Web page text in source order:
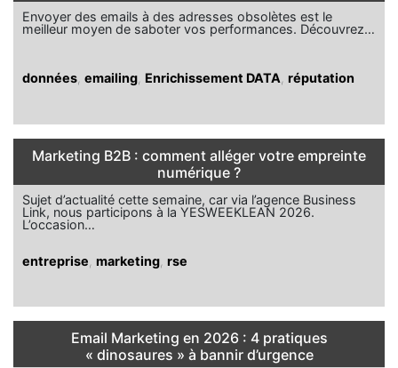
Envoyer des emails à des adresses obsolètes est le
meilleur moyen de saboter vos performances. Découvrez…
données emailing Enrichissement DATA réputation
Marketing B2B : comment alléger votre empreinte
numérique ?
Sujet d’actualité cette semaine, car via l’agence Business
Link, nous participons à la YESWEEKLEAN 2026.
L’occasion…
entreprise marketing rse
Email Marketing en 2026 : 4 pratiques
« dinosaures » à bannir d’urgence